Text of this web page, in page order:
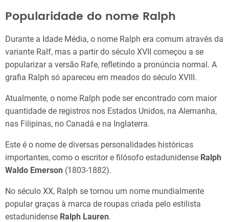
Popularidade do nome Ralph
Durante a Idade Média, o nome Ralph era comum através da
variante Ralf, mas a partir do século XVII começou a se
popularizar a versão Rafe, refletindo a pronúncia normal. A
grafia Ralph só apareceu em meados do século XVIII.
Atualmente, o nome Ralph pode ser encontrado com maior
quantidade de registros nos Estados Unidos, na Alemanha,
nas Filipinas, no Canadá e na Inglaterra.
Este é o nome de diversas personalidades históricas
importantes, como o escritor e filósofo estadunidense Ralph
Waldo Emerson (1803-1882).
No século XX, Ralph se tornou um nome mundialmente
popular graças à marca de roupas criada pelo estilista
estadunidense Ralph Lauren.